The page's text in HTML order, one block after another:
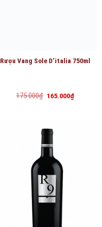
Rượu Vang Sole D’italia 750ml
175.000₫ Giá
165.000₫Giá